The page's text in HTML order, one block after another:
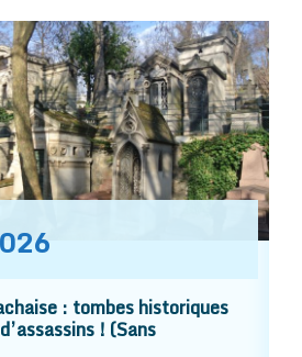
: tombes historiques
! (Sans